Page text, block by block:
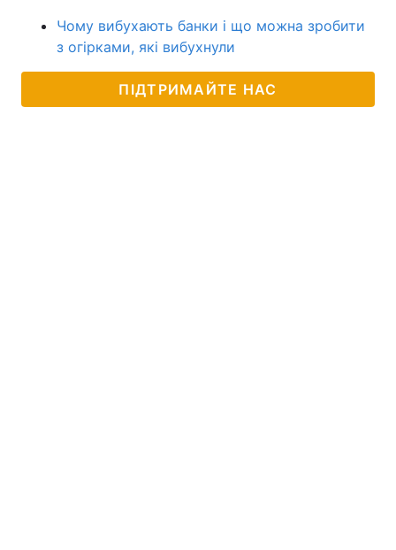
Чому вибухають банки і що можна зробити
з огірками, які вибухнули
ПІДТРИМАЙТЕ НАС